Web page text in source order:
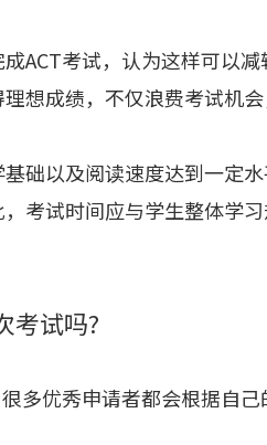
ACT考试，认为这样可以
想成绩，不仅浪费考试机会
础以及阅读速度达到一定
考试时间应与学生整体学
考试吗?
多优秀申请者都会根据自